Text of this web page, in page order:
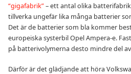
“gigafabrik”– ett antal olika
tillverka ungefär lika många batterier
Det är de batterier som bla kommer
europeiska systerbil Opel Ampera-e.
på batterivolymerna desto mindre del
Därför är det glädjande att höra